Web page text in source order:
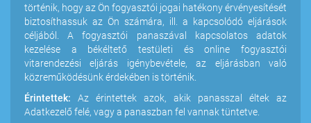
történik, hogy az Ön fogyasztói jogai hatékony érvényesítését
biztosíthassuk az Ön számára, ill. a kapcsolódó eljárások
céljából. A fogyasztói panaszával kapcsolatos adatok
kezelése a békéltető testületi és online fogyasztói
vitarendezési eljárás igénybevétele, az eljárásban való
közreműködésünk érdekében is történik.
Érintettek: Az érintettek azok, akik panasszal éltek az
Adatkezelő felé, vagy a panaszban fel vannak tüntetve.